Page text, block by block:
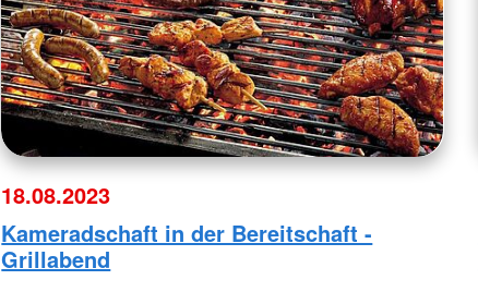
18.08.2023
Kameradschaft in der Bereitschaft -
Grillabend